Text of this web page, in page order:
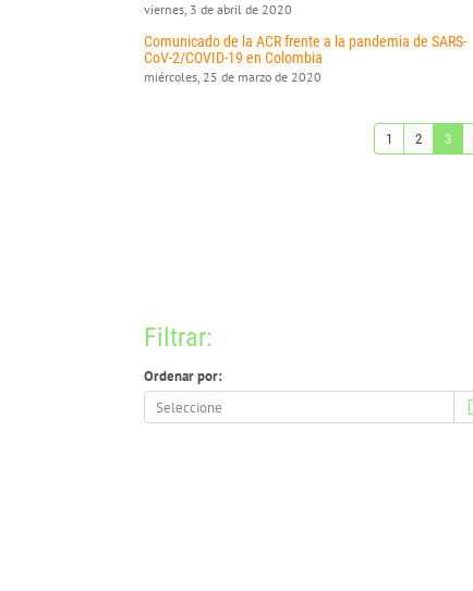
viernes, 3 de abril de 2020
Comunicado de la ACR frente a la pandemia de SARS-
CoV-2/COVID-19 en Colombia
miércoles, 25 de marzo de 2020
1 2 3
Filtrar:
Ordenar por:
Ordenar